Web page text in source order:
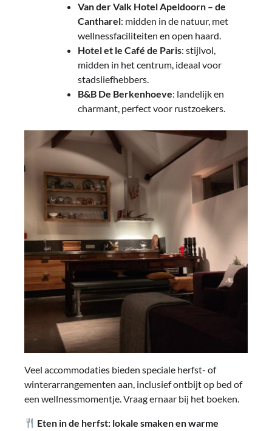
Van der Valk Hotel Apeldoorn – de
Cantharel: midden in de natuur, met
wellnessfaciliteiten en open haard.
Hotel et le Café de Paris: stijlvol,
midden in het centrum, ideaal voor
stadsliefhebbers.
B&B De Berkenhoeve: landelijk en
charmant, perfect voor rustzoekers.
Veel accommodaties bieden speciale herfst- of
winterarrangementen aan, inclusief ontbijt op bed of
een wellnessmomentje. Vraag ernaar bij het boeken.
Eten in de herfst: lokale smaken en warme